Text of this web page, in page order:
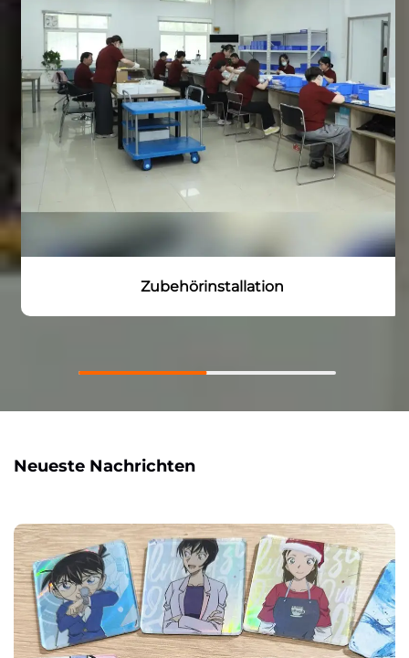
Zubehörinstallation
Neueste Nachrichten